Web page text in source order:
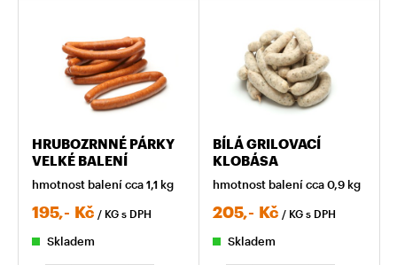
HRUBOZRNNÉ PÁRKY
VELKÉ BALENÍ
hmotnost balení cca 1,1 kg
195,- Kč / KG s DPH
Skladem
BÍLÁ GRILOVACÍ
KLOBÁSA
hmotnost balení cca 0,9 kg
205,- Kč / KG s DPH
Skladem